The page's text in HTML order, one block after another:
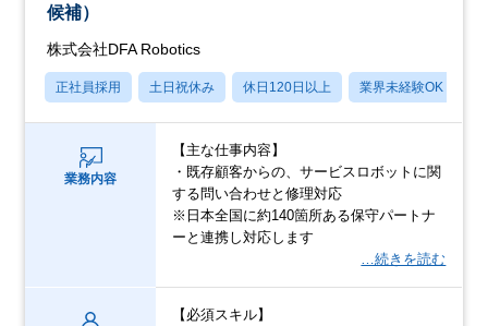
候補）
株式会社DFA Robotics
正社員採用 土日祝休み 休日120日以上 業界未経験OK
業務内容
【主な仕事内容】
・既存顧客からの、サービスロボットに関
する問い合わせと修理対応
※日本全国に約140箇所ある保守パートナ
ーと連携し対応します
…続きを読む
【必須スキル】